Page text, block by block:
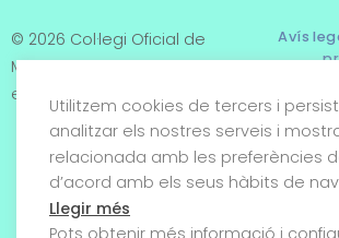
© 2026 Col·legi Oficial de
Metges de Tarragona. Tots
els drets reservats
Avís
Utilitzem cookies de tercers i
analitzar els nostres serveis i
relacionada amb les preferències
d’acord amb els seus hàbits de
Llegir més